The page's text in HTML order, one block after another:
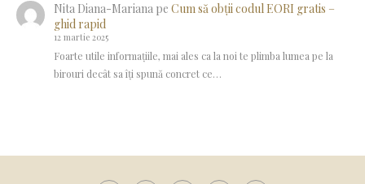
Nita Diana-Marianape Cum să obții codul EORI gratis –
ghid rapid
12 martie 2025
Foarte utile informațiile, mai ales ca la noi te plimba lumea pe la
birouri decât sa îți spună concret ce…